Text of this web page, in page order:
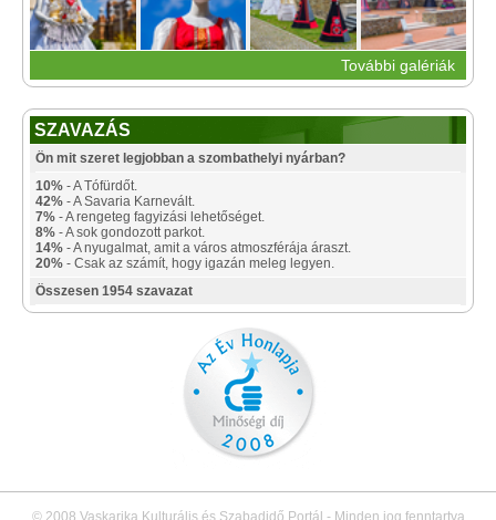
További galériák
SZAVAZÁS
Ön mit szeret legjobban a szombathelyi nyárban?
10% - A Tófürdőt.
42% - A Savaria Karnevált.
7% - A rengeteg fagyizási lehetőséget.
8% - A sok gondozott parkot.
14% - A nyugalmat, amit a város atmoszférája áraszt.
20% - Csak az számít, hogy igazán meleg legyen.
Összesen 1954 szavazat
© 2008 Vaskarika Kulturális és Szabadidő Portál - Minden jog fenntartva